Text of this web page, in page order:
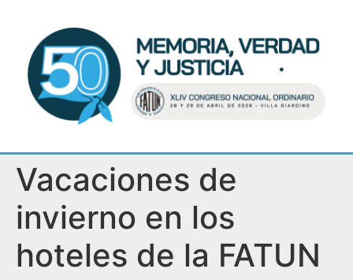
Vacaciones de
invierno en los
hoteles de la FATUN